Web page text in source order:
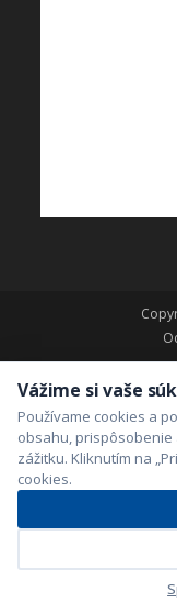
Vážime si vaše
Používame cookies a
obsahu,
zážitku. Kliknutím na
cookies.